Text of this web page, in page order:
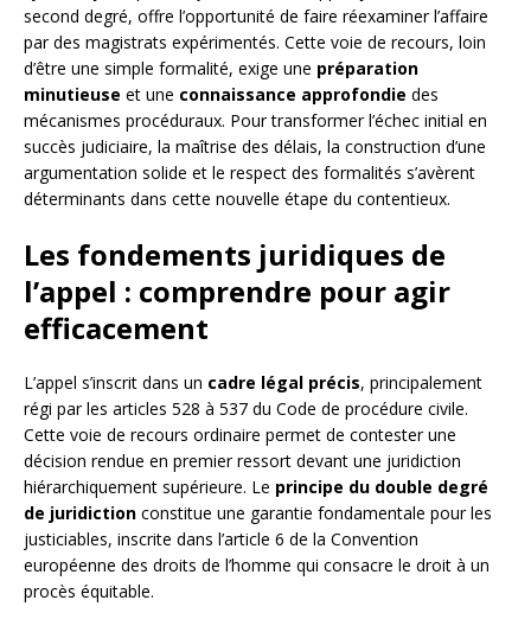
second degré, offre l’opportunité de faire réexaminer l’affaire
par des magistrats expérimentés. Cette voie de recours, loin
d’être une simple formalité, exige une préparation
minutieuse et une connaissance approfondie des
mécanismes procéduraux. Pour transformer l’échec initial en
succès judiciaire, la maîtrise des délais, la construction d’une
argumentation solide et le respect des formalités s’avèrent
déterminants dans cette nouvelle étape du contentieux.
Les fondements juridiques de
l’appel : comprendre pour agir
efficacement
L’appel s’inscrit dans un cadre légal précis, principalement
régi par les articles 528 à 537 du Code de procédure civile.
Cette voie de recours ordinaire permet de contester une
décision rendue en premier ressort devant une juridiction
hiérarchiquement supérieure. Le principe du double degré
de juridiction constitue une garantie fondamentale pour les
justiciables, inscrite dans l’article 6 de la Convention
européenne des droits de l’homme qui consacre le droit à un
procès équitable.